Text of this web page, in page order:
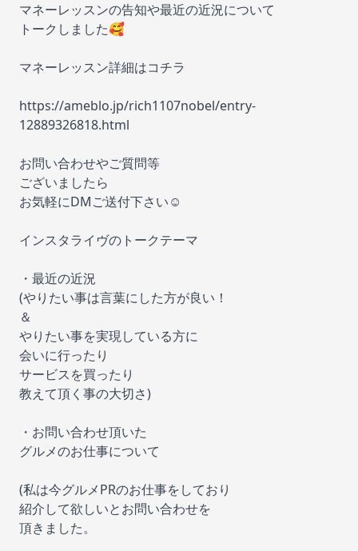
マネーレッスンの告知や最近の近況について
トークしました🥰
マネーレッスン詳細はコチラ
https://ameblo.jp/rich1107nobel/entry-
12889326818.html
お問い合わせやご質問等
ございましたら
お気軽にDMご送付下さい☺️
インスタライヴのトークテーマ
・最近の近況
(やりたい事は言葉にした方が良い！
＆
やりたい事を実現している方に
会いに行ったり
サービスを買ったり
教えて頂く事の大切さ)
・お問い合わせ頂いた
グルメのお仕事について
(私は今グルメPRのお仕事をしており
紹介して欲しいとお問い合わせを
頂きました。